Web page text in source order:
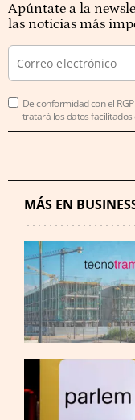
Apúntate a la
las noticias más
De conformidad con el
tratará los datos
MÁS EN